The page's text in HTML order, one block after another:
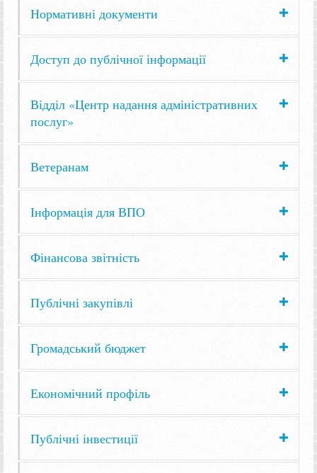
Нормативні документи
Доступ до публічної інформації
Відділ «Центр надання адміністративних
послуг»
Ветеранам
Інформація для ВПО
Фінансова звітність
Публічні закупівлі
Громадський бюджет
Економічний профіль
Публічні інвестиції